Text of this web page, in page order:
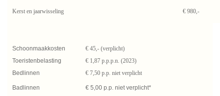
Kerst en jaarwisseling € 980,-
Schoonmaakkosten
€ 45,- (verplicht)
Toeristenbelasting
€ 1,87 p.p.p.n. (2023)
Bedlinnen
Badlinnen
€ 7,50 p.p. niet verplicht
€ 5,00 p.p. niet verplicht*